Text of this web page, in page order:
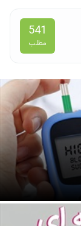
541
مطلب